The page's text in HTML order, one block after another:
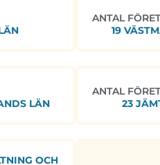
ANTAL
19
LÄN
ANTAL
23
OCH